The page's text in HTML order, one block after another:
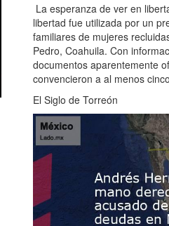
La esperanza de ver en
libertad fue utilizada por un
familiares de mujeres
Pedro, Coahuila. Con
documentos aparentemente
convencieron a al menos
El Siglo de Torreón